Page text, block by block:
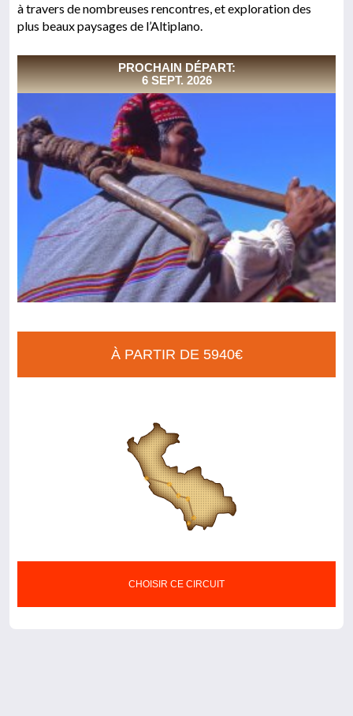
À PARTIR DE 5940€
à travers de nombreuses rencontres, et exploration des
plus beaux paysages de l’Altiplano.
PROCHAIN DÉPART:
6 SEPT. 2026
CHOISIR CE CIRCUIT